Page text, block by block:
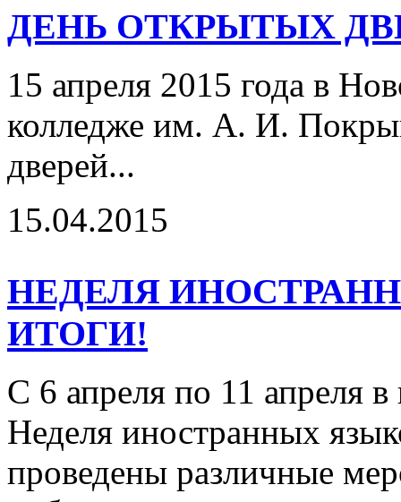
ДЕНЬ ОТКРЫТЫХ
15 апреля 2015 года в
колледже им. А. И.
дверей...
15.04.2015
НЕДЕЛЯ
ИТОГИ!
С 6 апреля по 11 апреля
Неделя иностранных
проведены различные